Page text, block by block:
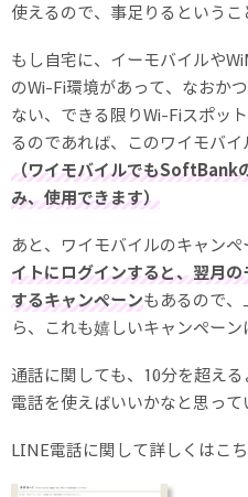
使えるので、事足りるというこ
もし自宅に、イーモバイルや
のWi-Fi環境があって、なおか
ない、できる限りWi-Fiスポッ
るのであれば、このワイモバイ
（ワイモバイルでもSoftBank
み、使用できます）
あと、ワイモバイルのキャンペ
イトにログインすると、翌月
するキャンペーンもあるので
ら、これも嬉しいキャンペーン
通話に関しても、10分を超え
電話を使えばいいかなと思って
LINE電話に関して詳しくはこち